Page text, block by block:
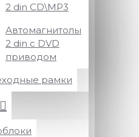
2 din CD\MP3
Автомагнитолы
2 din с DVD
приводом
рамки